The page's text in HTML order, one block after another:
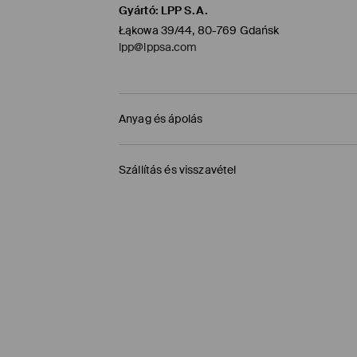
Gyártó: LPP S.A.
Łąkowa 39/44, 80-769 Gdańsk
lpp@lppsa.com
Anyag és ápolás
Fő anya: 77% POLIAMID, 18% FÉMEZETT SZÁL, 5%
Szállítás és visszavétel